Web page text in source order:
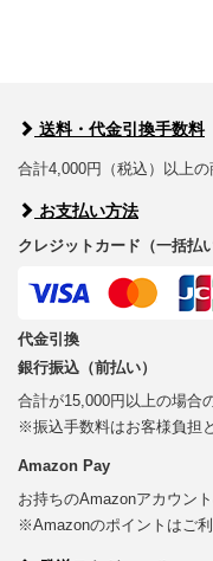
送料・代金引換手数料
合計4,000円（税込）以上
お支払い方法
クレジットカード（一括払い
代金引換
銀行振込（前払い）
合計が15,000円以上の場合
※振込手数料はお客様負担
Amazon Pay
お持ちのAmazonアカウン
※Amazonのポイントはご利